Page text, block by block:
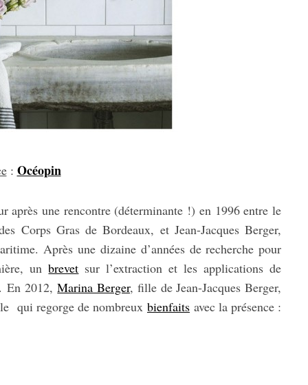
: Océopin
après une rencontre (déterminante !) en 1996 entre le
Corps Gras de Bordeaux, et Jean-Jacques Berger,
Après une dizaine d’années de recherche pour
unbrevet sur l’extraction et les applications de
En 2012,Marina Berger, fille de Jean-Jacques Berger,
qui regorge de nombreux bienfaits avec la présence :